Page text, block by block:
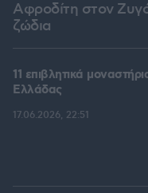
Αφροδίτη στον
ζώδια
11 επιβλητικά
Ελλάδας
17.06.2026, 22:51